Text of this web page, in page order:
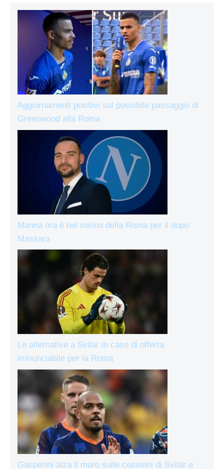
Aggiornamenti positivi sul possibile passaggio di
Greenwood alla Roma
Manna ora è nel mirino della Roma per il dopo
Massara
Le alternative a Svilar in caso di offerta
irrinunciabile per la Roma
Gasperini alza il muro sulle cessioni di Svilar e